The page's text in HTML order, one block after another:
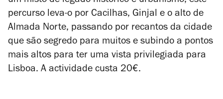
percurso leva-o por Cacilhas, Ginjal e o alto de
Almada Norte, passando por recantos da cidade
que são segredo para muitos e subindo a pontos
mais altos para ter uma vista privilegiada para
Lisboa. A actividade custa 20€.